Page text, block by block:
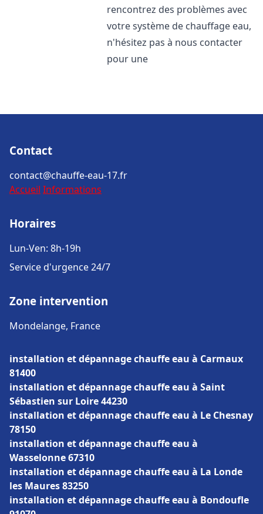
rencontrez des problèmes avec
votre système de chauffage eau,
n'hésitez pas à nous contacter
pour une
Contact
contact@chauffe-eau-17.fr
Accueil Informations
Horaires
Lun-Ven: 8h-19h
Service d'urgence 24/7
Zone intervention
Mondelange, France
installation et dépannage chauffe eau à Carmaux
81400
installation et dépannage chauffe eau à Saint
Sébastien sur Loire 44230
installation et dépannage chauffe eau à Le Chesnay
78150
installation et dépannage chauffe eau à
Wasselonne 67310
installation et dépannage chauffe eau à La Londe
les Maures 83250
installation et dépannage chauffe eau à Bondoufle